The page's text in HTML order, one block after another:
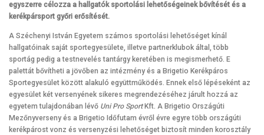
egyszerre célozza a hallgatók sportolási lehetőségeinek bővítését és a
kerékpársport győri erősítését.
A Széchenyi István Egyetem számos sportolási lehetőséget kínál
hallgatóinak saját sportegyesülete, illetve partnerklubok által, több
sportág pedig a testnevelés tantárgy keretében is megismerhető. E
palettát bővítheti a jövőben az intézmény és a Brigetio Kerékpáros
Sportegyesület között alakuló együttműködés. Ennek első lépéseként az
egyesület két versenyének sikeres megrendezéséhez járult hozzá az
egyetem tulajdonában lévő Uni Pro Sport Kft. A Brigetio Országúti
Mezőnyverseny és a Brigetio Időfutam évről évre egyre több országúti
kerékpárost vonz és versenyzési lehetőséget biztosít minden korosztály